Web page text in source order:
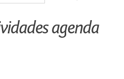
agenda